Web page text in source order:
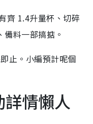
齊 1.4升量杯、切碎
料一部搞掂。
即止。小編預計呢個
情懶人